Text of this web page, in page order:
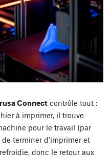
Connect contrôle tout :
à imprimer, il trouve
pour le travail (par
terminer d’imprimer et
donc le retour aux